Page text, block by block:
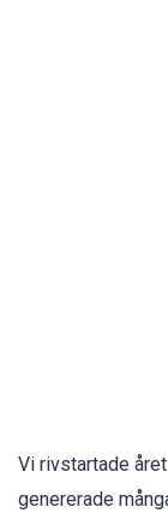
Vi rivstartade
genererade